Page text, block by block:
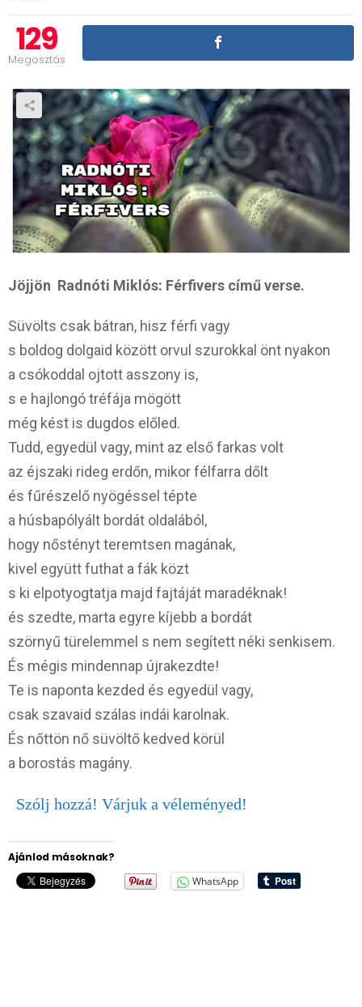
129
Megosztás
Jöjjön Radnóti Miklós: Férfivers című verse.
Süvölts csak bátran, hisz férfi vagy
s boldog dolgaid között orvul szurokkal önt nyakon
a csókoddal ojtott asszony is,
s e hajlongó tréfája mögött
még kést is dugdos előled.
Tudd, egyedül vagy, mint az első farkas volt
az éjszaki rideg erdőn, mikor félfarra dőlt
és fűrészelő nyögéssel tépte
a húsbapólyált bordát oldalából,
hogy nőstényt teremtsen magának,
kivel együtt futhat a fák közt
s ki elpotyogtatja majd fajtáját maradéknak!
és szedte, marta egyre kíjebb a bordát
szörnyű türelemmel s nem segített néki senkisem.
És mégis mindennap újrakezdte!
Te is naponta kezded és egyedül vagy,
csak szavaid szálas indái karolnak.
És nőttön nő süvöltő kedved körül
a borostás magány.
Szólj hozzá! Várjuk a véleményed!
Ajánlod másoknak?
WhatsApp